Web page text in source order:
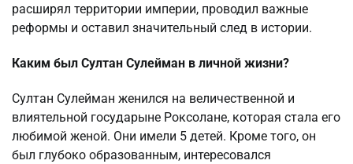
расширял территории империи, проводил важные
реформы и оставил значительный след в истории.
Каким был Султан Сулейман в личной жизни?
Султан Сулейман женился на величественной и
влиятельной государыне Роксолане, которая стала его
любимой женой. Они имели 5 детей. Кроме того, он
был глубоко образованным, интересовался